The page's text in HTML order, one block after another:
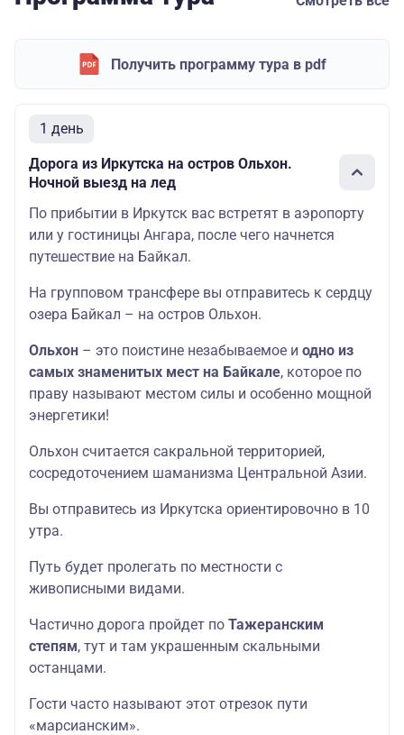
Получить программу тура в pdf
1 день
Дорога из Иркутска на остров Ольхон.
Ночной выезд на лед
По прибытии в Иркутск вас встретят в аэропорту
или у гостиницы Ангара, после чего начнется
путешествие на Байкал.
На групповом трансфере вы отправитесь к сердцу
озера Байкал – на остров Ольхон.
Ольхон – это поистине незабываемое и одно из
самых знаменитых мест на Байкале, которое по
праву называют местом силы и особенно мощной
энергетики!
Ольхон считается сакральной территорией,
сосредоточением шаманизма Центральной Азии.
Вы отправитесь из Иркутска ориентировочно в 10
утра.
Путь будет пролегать по местности с
живописными видами.
Частично дорога пройдет по Тажеранским
степям, тут и там украшенным скальными
останцами.
Гости часто называют этот отрезок пути
«марсианским».